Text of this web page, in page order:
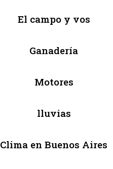
El campo y vos
Ganadería
Motores
lluvias
Clima en Buenos Aires